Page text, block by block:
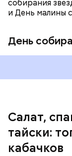
собирания
и День малины
День
Салат,
тайски:
кабачков
чеснок;
Однако
может быть
есть с